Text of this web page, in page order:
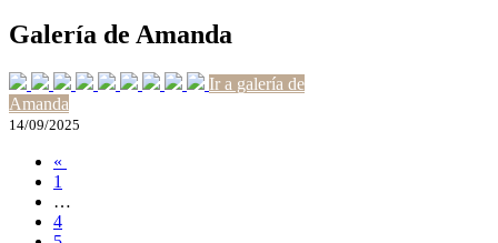
Galería de Amanda
Ir a galería de
Amanda
14/09/2025
«
1
…
4